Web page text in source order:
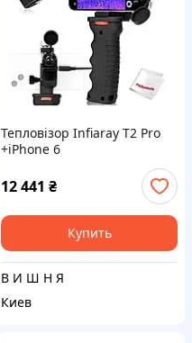
Тепловізор Infiaray T2 Pro
+iPhone 6
12 441 ₴
Купить
В И Ш Н Я
Киев